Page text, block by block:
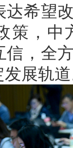
达希望
策，中
信，全
展轨